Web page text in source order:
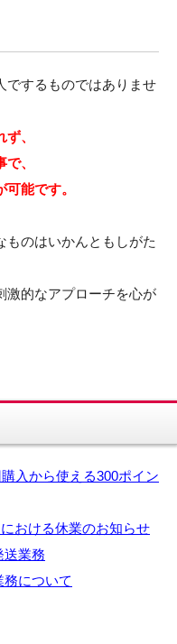
でするものではありませ
、
、
能です。
ものはいかんともしがた
激的なアプローチを心が
入から使える300ポイン
おける休業のお知らせ
送業務
について